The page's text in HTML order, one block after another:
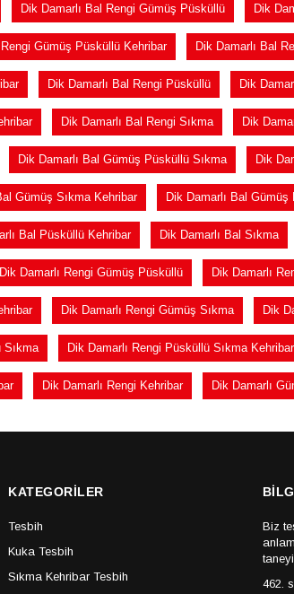
Dik Damarlı Bal Rengi Gümüş Püsküllü Dik
Gümüş Püsküllü Kehribar Dik Damarlı Bal
Dik Damarlı Bal Rengi Püsküllü Dik
Dik Damarlı Bal Rengi Sıkma Dik
Dik Damarlı Bal Gümüş Püsküllü Sıkma Dik
Gümüş Sıkma Kehribar Dik Damarlı Bal Gümüş
Bal Püsküllü Kehribar Dik Damarlı Bal Sıkma
Dik Damarlı Rengi Gümüş Püsküllü Dik Damarlı
Dik Damarlı Rengi Gümüş Sıkma Dik
Sıkma Dik Damarlı Rengi Püsküllü Sıkma Kehribar
Dik Damarlı Rengi Kehribar Dik Damarlı
KATEGORİLER
Tesbih
Kuka Tesbih
Sıkma Kehribar Tesbih
Biz
462.